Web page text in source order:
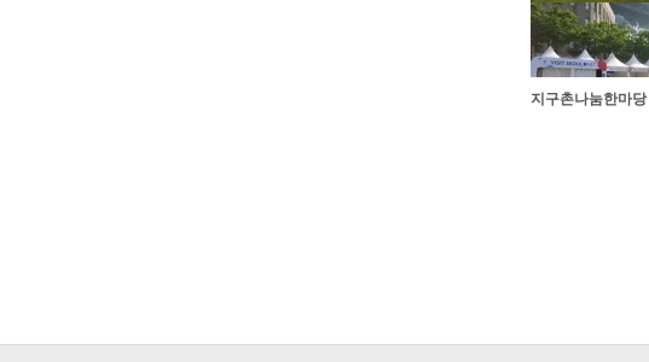
지구촌나눔한마당